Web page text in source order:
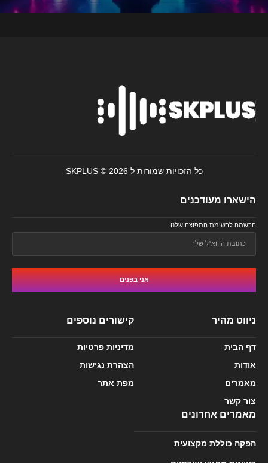
הישארו מעודכנים
הרשמה לרשימת התפוצה שלנו
אני בפנים
ניווט מהיר
דף הבית
אודות
מאמרים
צור קשר
קישורים נוספים
מדיניות פרטיות
הצהרת נגישות
מפת אתר
מאמרים אחרונים
הפקה כוללת מקצועית
כל הזכויות שמורות ל SKPLUS © 2026